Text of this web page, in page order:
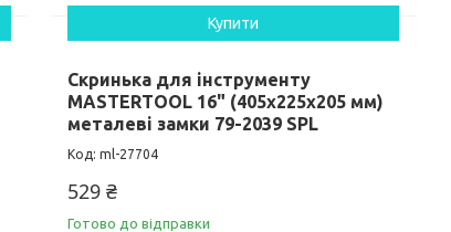
Купити
Скринька для інструменту
MASTERTOOL 16" (405х225х205 мм)
металеві замки 79-2039 SPL
ml-27704
529 ₴
Готово до відправки